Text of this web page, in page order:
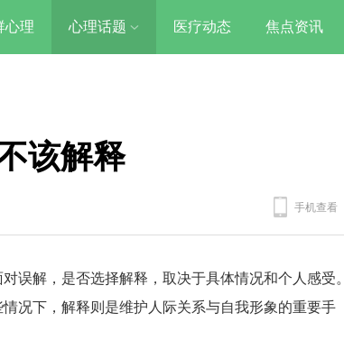
心理 心理话题 医疗动态 焦点资讯
该解释
手机查看
误解，是否选择解释，取决于具体情况和个人感受。
况下，解释则是维护人际关系与自我形象的重要手